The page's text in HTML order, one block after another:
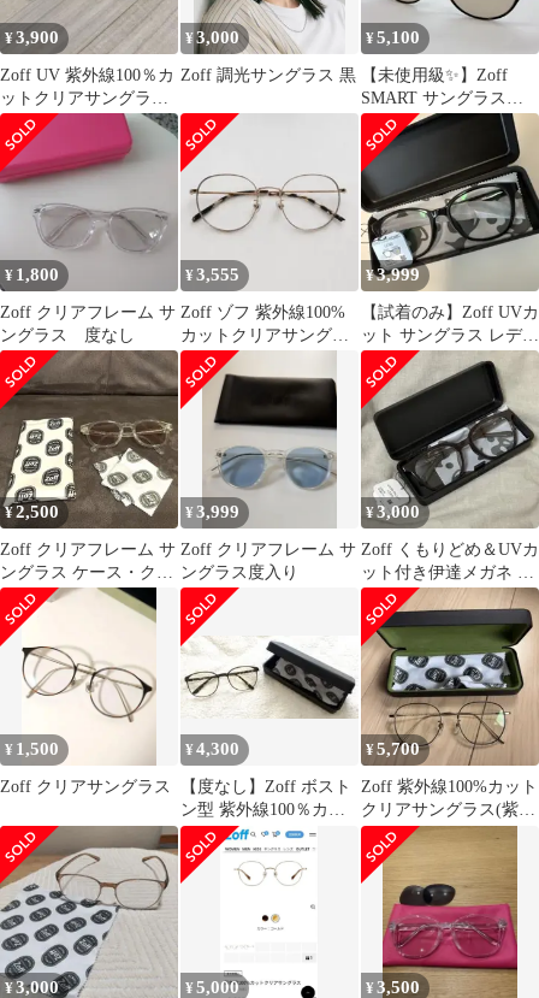
¥3,900
Zoff UV 紫外線100％カ
ットクリアサングラス
丸メガネ ゾフ
¥3,000
Zoff 調光サングラス 黒
¥5,100
【未使用級✨】Zoff
SMART サングラス
ZO222G02B 紫外線カッ
ト
¥ 1,800
Zoff クリアフレーム サ
ングラス 度なし
¥3,555
Zoff ゾフ 紫外線100%
カットクリアサングラ
ス UVカット 伊達メガ
ネ
¥3,999
【試着のみ】Zoff UVカ
ット サングラス レディ
ース 調光 ウェリントン
¥2,500
Zoff クリアフレーム サ
ングラス ケース・クロ
ス付き
¥3,999
Zoff クリアフレーム サ
ングラス度入り
¥3,000
Zoff くもりどめ＆UVカ
ット付き伊達メガネ サ
ングラス
¥ 1,500
Zoff クリアサングラス
¥4,300
【度なし】Zoff ボスト
ン型 紫外線100％カッ
ト クリアサングラス ゾ
フ
¥5,700
Zoff 紫外線100%カット
クリアサングラス(紫外
線100%カットダテメガ
ネ)
¥3,000 ¥5,000 ¥3,500